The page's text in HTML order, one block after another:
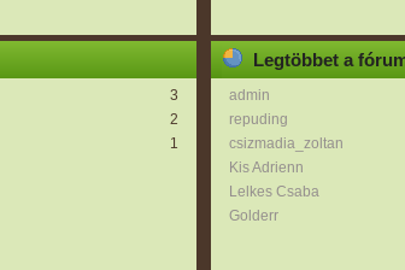
3
2
1
Legtöbbet a
admin
repuding
csizmadia_zoltan
Kis Adrienn
Lelkes Csaba
Golderr